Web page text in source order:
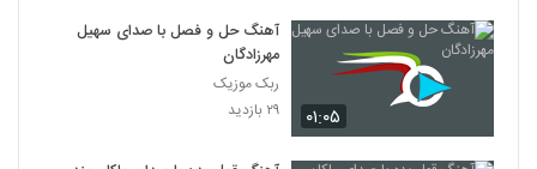
۰۱:۰۵
آهنگ حل و فصل با صدای سهیل
مهرزادگان
ربک موزیک
۲۹ بازدید